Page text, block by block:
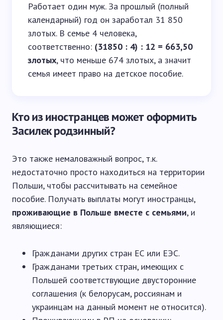
Работает один муж. За прошлый (полный
календарный) год он заработал 31 850
злотых. В семье 4 человека,
соответственно: (31850 : 4) : 12 = 663,50
злотых, что меньше 674 злотых, а значит
семья имеет право на детское пособие.
Кто из иностранцев может оформить
Засилек родзинный?
Это также немаловажный вопрос, т.к.
недостаточно просто находиться на территории
Польши, чтобы рассчитывать на семейное
пособие. Получать выплаты могут иностранцы,
проживающие в Польше вместе с семьями, и
являющиеся:
Гражданами других стран ЕС или ЕЭС.
Гражданами третьих стран, имеющих с
Польшей соответствующие двусторонние
соглашения (к белорусам, россиянам и
украинцам на данный момент не относится).